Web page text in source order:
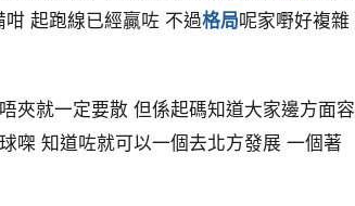
起跑線已經贏咗 不過格局呢家嘢好複雜
夾就一定要散 但係起碼知道大家邊方面容
㗎 知道咗就可以一個去北方發展 一個著